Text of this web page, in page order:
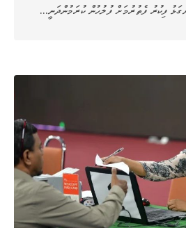
ފިކުރު ފެތުރުމަށް ފުލުހުން ކުރަމުންދަނީ…